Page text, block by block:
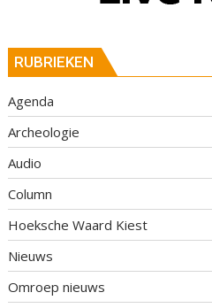
RUBRIEKEN
Agenda
Archeologie
Audio
Column
Hoeksche Waard Kiest
Nieuws
Omroep nieuws